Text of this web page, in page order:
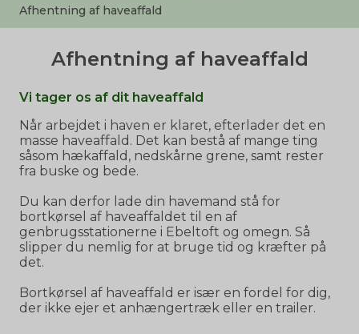
Afhentning af haveaffald
Afhentning af haveaffald
Vi tager os af dit haveaffald
Når arbejdet i haven er klaret, efterlader det en
masse haveaffald. Det kan bestå af mange ting
såsom hækaffald, nedskårne grene, samt rester
fra buske og bede.
Du kan derfor lade din havemand stå for
bortkørsel af haveaffaldet til en af
genbrugsstationerne i Ebeltoft og omegn. Så
slipper du nemlig for at bruge tid og kræfter på
det.
Bortkørsel af haveaffald er især en fordel for dig,
der ikke ejer et anhængertræk eller en trailer.